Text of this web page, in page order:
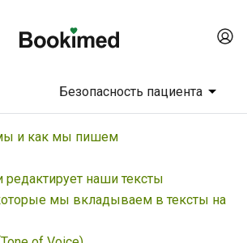
Безопасность пациента
и как мы пишем
редактирует наши тексты
мы вкладываем в тексты на